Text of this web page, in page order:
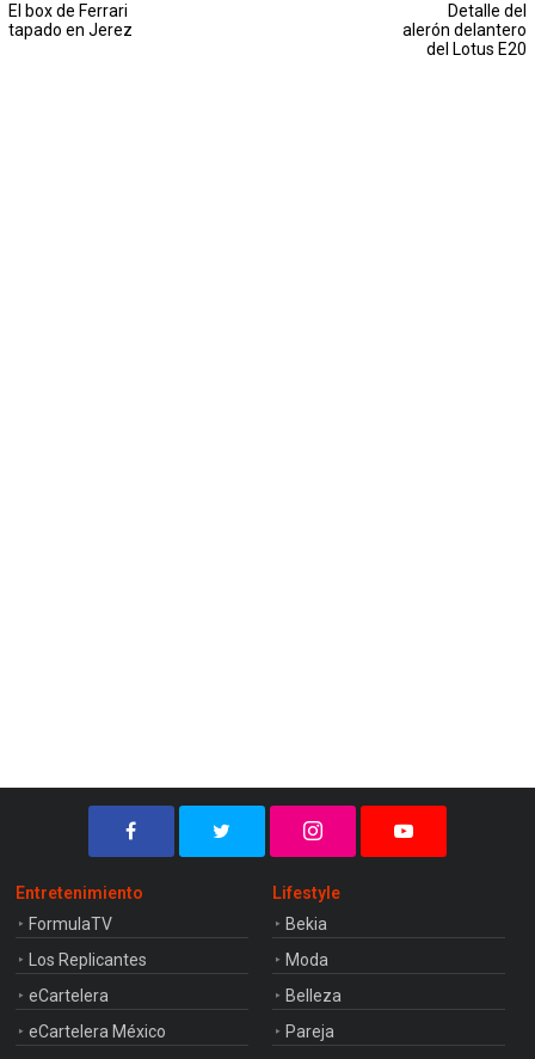
El box de Ferrari
tapado en Jerez
Detalle del
alerón delantero
del Lotus E20
Entretenimiento
FormulaTV
Los Replicantes
eCartelera
eCartelera México
Lifestyle
Bekia
Moda
Belleza
Pareja